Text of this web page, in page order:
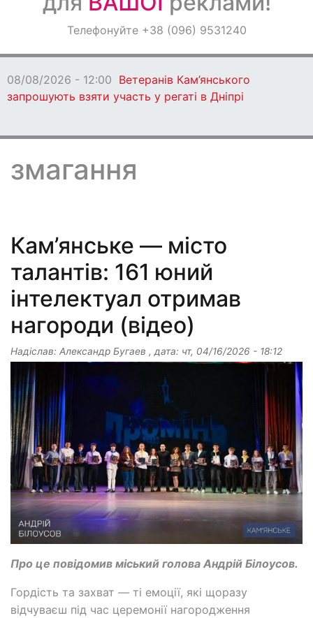
ОголошенняТелефонуйте +38 (096) 9531240
08/08/2026 - 11:00 У Кам’янському
причини підтоплення на вул. Дорошенка
змагання
Кам’янське — місто
талантів: 161 юний
інтелектуал отримав
нагороди (відео)
Надіслав: Александр Бугаев , дата: чт, 04/16/2026 - 18:12
Про це повідомив міський голова Андрій Білоусов.
Гордість та захват — ті емоції, які щоразу
відчуваєш під час церемонії нагородження